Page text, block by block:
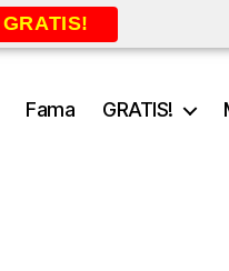
Fama GRATIS!